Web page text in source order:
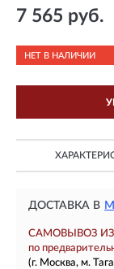
7 565 руб.
НЕТ В НАЛИЧИИ
ДОСТАВКА В
САМОВЫВОЗ
по
(г. Москва, м.